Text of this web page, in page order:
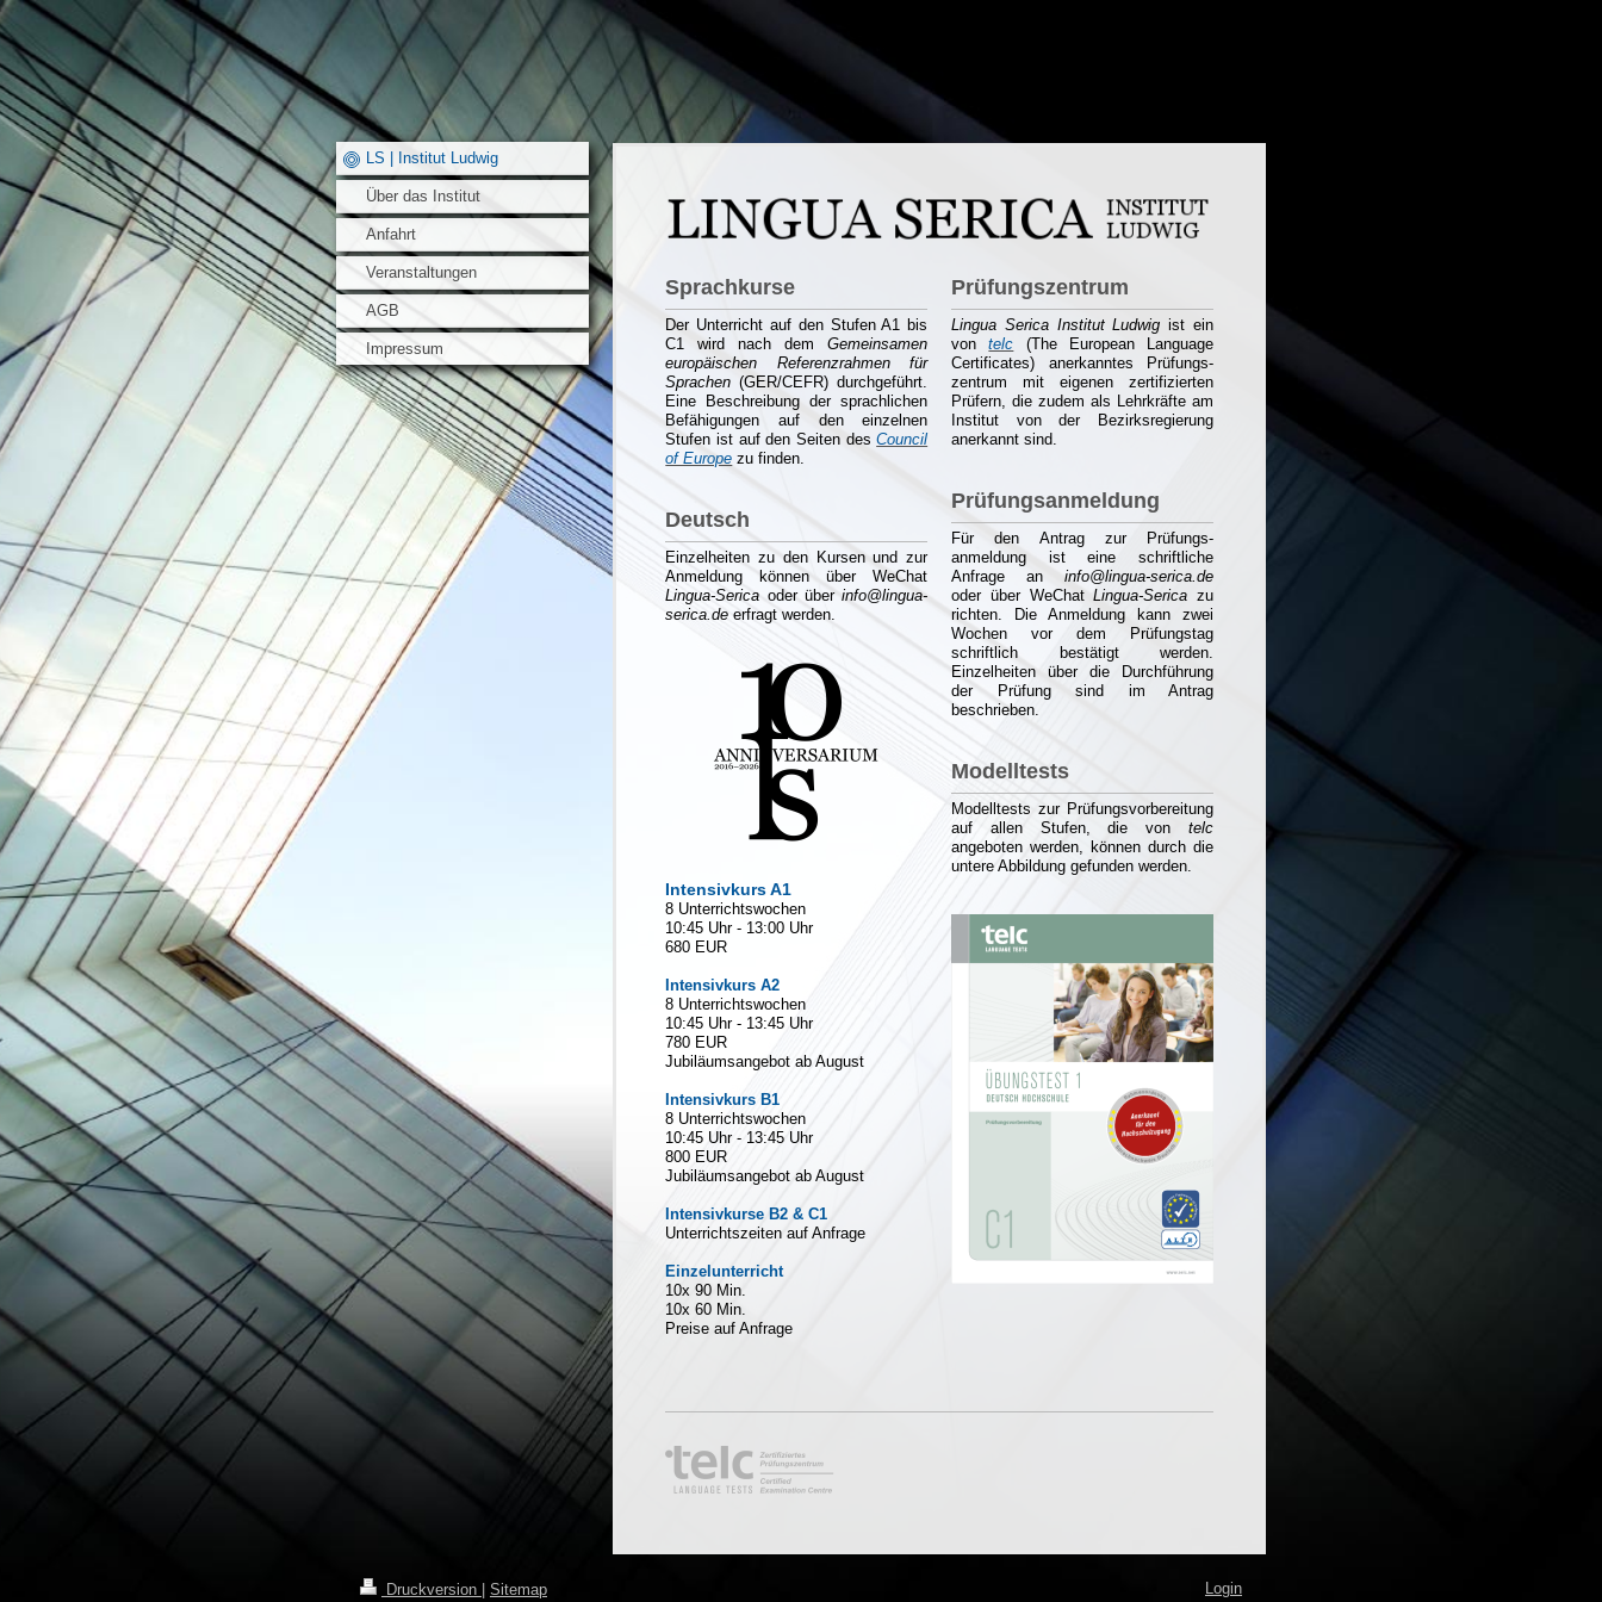
LS | Institut Ludwig
Über das Institut
Anfahrt
Veranstaltungen
AGB
Impressum
Sprachkurse
Der Unterricht auf den Stufen A1 bis
C1 wird nach demGemeinsamen
europäischen Referenzrahmen für
Sprachen (GER/CEFR) durchgeführt.
Eine Beschreibung der sprachlichen
Befähigungen auf den einzelnen
Stufen ist auf den Seiten des Council
of Europe​ zu finden.
Deutsch
Einzelheiten zu den Kursen und zur
Anmeldung können über WeChat
Lingua-Serica oder überinfo@lingua-
serica.de erfragt werden.
Intensivkurs A1
8 Unterrichtswochen
10:45 Uhr - 13:00 Uhr
680 EUR
Intensivkurs A2
8 Unterrichtswochen
10:45 Uhr - 13:45 Uhr
780 EUR
Jubiläumsangebot ab August
Intensivkurs B1
8 Unterrichtswochen
10:45 Uhr - 13:45 Uhr
800 EUR
Jubiläumsangebot ab August
Intensivkurse B2 & C1
Unterrichtszeiten auf Anfrage
Einzelunterricht
10x 90 Min.
10x 60 Min.
Preise auf Anfrage
Prüfungszentrum
Lingua Serica Institut Ludwig ist ein
von
telc
(The European Language
Certificates) anerkanntes Prüfungs-
zentrum mit eigenen zertifizierten
Prüfern, die zudem als Lehrkräfte am
Institut von der Bezirksregierung
anerkannt sind.
Prüfungsanmeldung
Für den Antrag zur Prüfungs-
anmeldung ist eine schriftliche
Anfrage an info@lingua-serica.de
oder über WeChatLingua-Serica zu
richten. Die Anmeldung kann zwei
Wochen vor dem Prüfungstag
schriftlich bestätigt werden.
Einzelheiten über die Durchführung
der Prüfung sind im Antrag
beschrieben.
Modelltests
Modelltests zur Prüfungsvorbereitung
auf allen Stufen, die von telc
angeboten werden, können durch die
untere Abbildung gefunden werden.
Druckversion Sitemap Login